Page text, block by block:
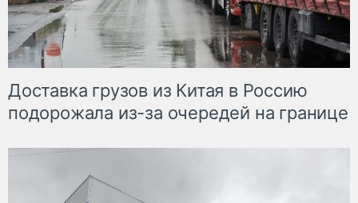
Доставка грузов из Китая в Россию
подорожала из-за очередей на границе